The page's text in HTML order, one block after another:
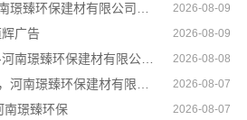
2026-08-09
广告 2026-08-09
济源全屋装修墙面刷新-河南璟臻环保建材有限公司环保材料 2026-08-08
2026-08-07
南璟臻环保 2026-08-07